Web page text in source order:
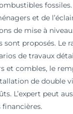
fossiles.
et de
de mise à
sont proposés. Le
de travaux
et combles, le
de double
L’expert peut
financières.